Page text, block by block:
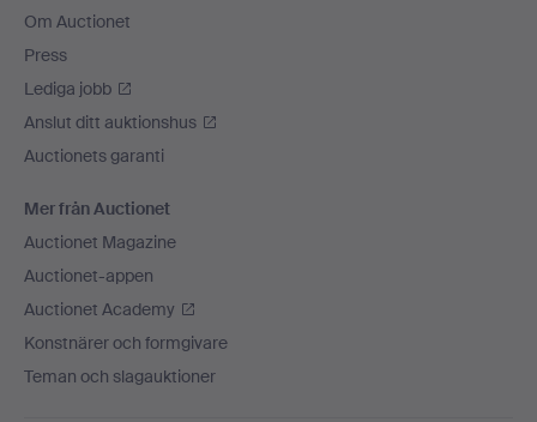
Om Auctionet
Press
Lediga jobb
Anslut ditt auktionshus
Auctionets garanti
Mer från Auctionet
Auctionet Magazine
Auctionet-appen
Auctionet Academy
Konstnärer och formgivare
Teman och slagauktioner